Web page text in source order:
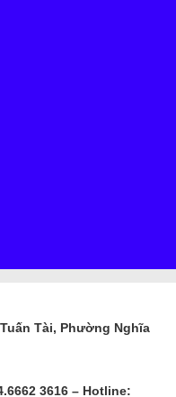
Tài, Phường Nghĩa
3616 – Hotline: